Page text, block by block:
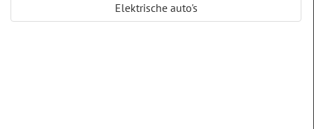
Elektrische auto's